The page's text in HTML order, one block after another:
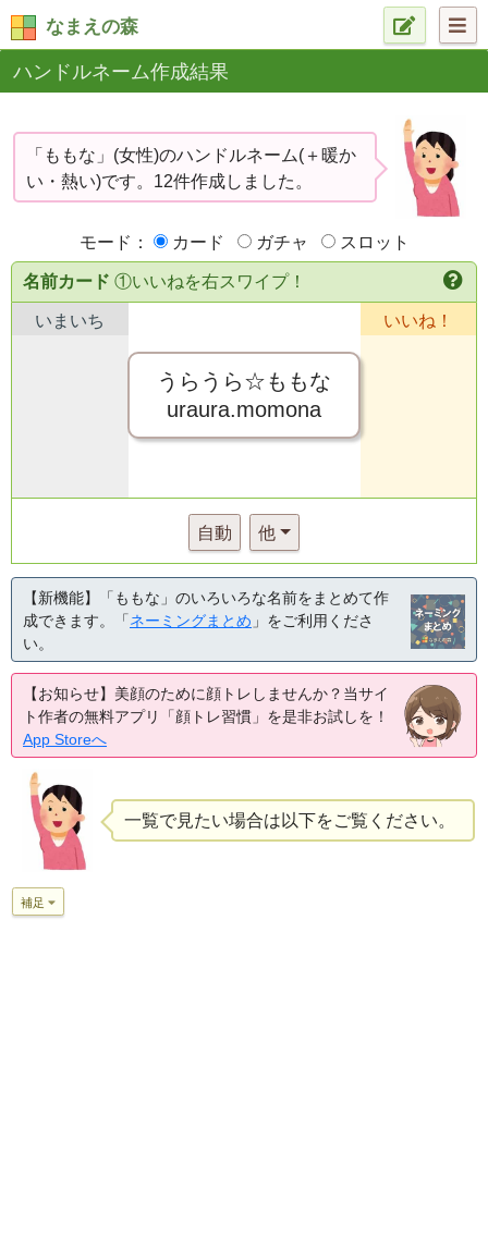
なまえの森
ハンドルネーム作成結果
「ももな」(女性)のハンドルネーム(＋暖か
い・熱い)です。12件作成しました。
モード： カード ガチャ スロット
名前カード ①いいねを右スワイプ！
いまいち
うらうら☆ももな
uraura.momona
いいね！
自動 他
【新機能】「ももな」のいろいろな名前をまとめて作
成できます。「ネーミングまとめ 」をご利用くださ
い。
【お知らせ】美顔のために顔トレしませんか？当サイ
ト作者の無料アプリ「顔トレ習慣」を是非お試しを！
App Storeへ
一覧で見たい場合は以下をご覧ください。
補足